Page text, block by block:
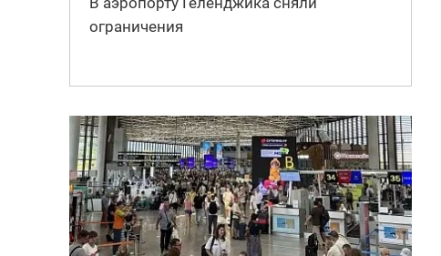
ограничения